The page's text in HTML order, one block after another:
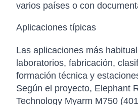
varios países o con
Aplicaciones típicas
Las aplicaciones más
laboratorios, fabricación,
formación técnica y
Según el proyecto, Elephant
Technology Myarm M750